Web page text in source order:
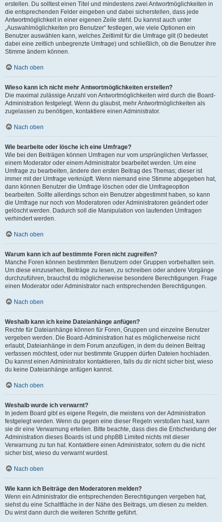
erstellen. Du solltest einen Titel und mindestens zwei Antwortmöglichkeiten in
die entsprechenden Felder eingeben und dabei sicherstellen, dass jede
Antwortmöglichkeit in einer eigenen Zeile steht. Du kannst auch unter
„Auswahlmöglichkeiten pro Benutzer“ festlegen, wie viele Optionen ein
Benutzer auswählen kann, welches Zeitlimit für die Umfrage gilt (0 bedeutet
dabei eine zeitlich unbegrenzte Umfrage) und schließlich, ob die Benutzer ihre
Stimme ändern können.
Nach oben
Wieso kann ich nicht mehr Antwortmöglichkeiten erstellen?
Die maximal zulässige Anzahl von Antwortmöglichkeiten wird durch die Board-
Administration festgelegt. Wenn du glaubst, mehr Antwortmöglichkeiten als
zugelassen zu benötigen, kontaktiere einen Administrator.
Nach oben
Wie bearbeite oder lösche ich eine Umfrage?
Wie bei den Beiträgen können Umfragen nur vom ursprünglichen Verfasser,
einem Moderator oder einem Administrator bearbeitet werden. Um eine
Umfrage zu bearbeiten, ändere den ersten Beitrag des Themas; dieser ist
immer mit der Umfrage verknüpft. Wenn niemand eine Stimme abgegeben hat,
dann können Benutzer die Umfrage löschen oder die Umfrageoption
bearbeiten. Sollte allerdings schon ein Benutzer abgestimmt haben, so kann
die Umfrage nur noch von Moderatoren oder Administratoren geändert oder
gelöscht werden. Dadurch soll die Manipulation von laufenden Umfragen
verhindert werden.
Nach oben
Warum kann ich auf bestimmte Foren nicht zugreifen?
Manche Foren können bestimmten Benutzern oder Gruppen vorbehalten sein.
Um diese einzusehen, Beiträge zu lesen, zu schreiben oder andere Vorgänge
durchzuführen, brauchst du möglicherweise besondere Berechtigungen. Frage
einen Moderator oder Administrator nach entsprechenden Berechtigungen.
Nach oben
Weshalb kann ich keine Dateianhänge anfügen?
Rechte für Dateianhänge können für Foren, Gruppen und einzelne Benutzer
vergeben werden. Die Board-Administration hat es möglicherweise nicht
erlaubt, Dateianhänge in dem Forum anzufügen, in dem du deinen Beitrag
verfassen möchtest, oder nur bestimmte Gruppen dürfen Dateien hochladen.
Du kannst einen Administrator kontaktieren, falls du dir nicht sicher bist, wieso
du keine Dateianhänge anfügen kannst.
Nach oben
Weshalb wurde ich verwarnt?
In jedem Board gibt es eigene Regeln, die meistens von der Administration
festgelegt werden. Wenn du gegen eine dieser Regeln verstoßen hast, kann
sie dir eine Verwarnung erteilen. Bitte beachte, dass dies die Entscheidung der
Administration dieses Boards ist und phpBB Limited nichts mit dieser
Verwarnung zu tun hat. Kontaktiere einen Administrator, sofern du die nicht
sicher bist, wieso du verwarnt wurdest.
Nach oben
Wie kann ich Beiträge den Moderatoren melden?
Wenn ein Administrator die entsprechenden Berechtigungen vergeben hat,
siehst du eine Schaltfläche in der Nähe des Beitrags, um diesen zu melden.
Du wirst dann durch die weiteren Schritte geführt.